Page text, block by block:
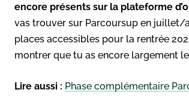
encore présents sur la plateforme
vas trouver sur Parcoursup en juillet/
places accessibles pour la rentrée
montrer que tu as encore largement
Lire aussi : Phase complémentaire